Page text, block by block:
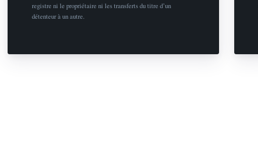
registre ni le propriétaire ni les transferts du titre d’un
détenteur à un autre.